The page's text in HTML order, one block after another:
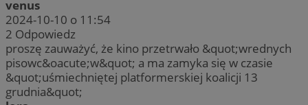
venus
2024-10-10 o 11:54
2 Odpowiedz
proszę zauważyć, że kino przetrwało &quot;wrednych
pisowc&oacute;w&quot; a ma zamyka się w czasie
&quot;uśmiechniętej platformerskiej koalicji 13
grudnia&quot;